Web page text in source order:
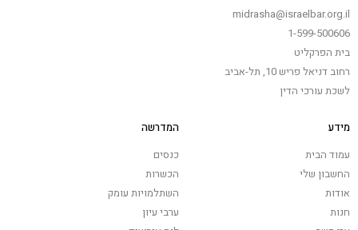
midrasha@israelbar.org.il
1-599-500606
בית הפרקליט
רחוב דניאל פריש 10, תל-אביב
לשכת עורכי הדין
מידע
עמוד הבית
החשבון שלי
אודות
חנות
המדרשה
כנסים
הכשרות
השתלמויות עומק
ערבי עיון